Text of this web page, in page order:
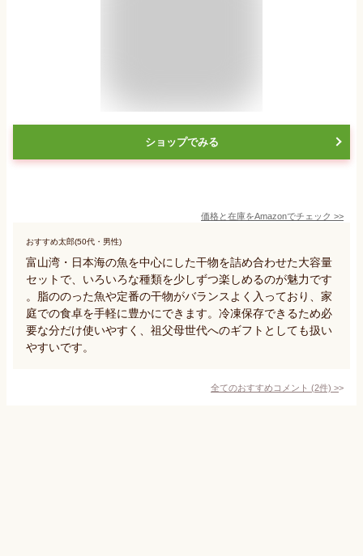
ショップでみる
価格と在庫をAmazonでチェック >>
おすすめ太郎(50代・男性)
富山湾・日本海の魚を中心にした干物を詰め合わせた大容量
セットで、いろいろな種類を少しずつ楽しめるのが魅力です
。脂ののった魚や定番の干物がバランスよく入っており、家
庭での食卓を手軽に豊かにできます。冷凍保存できるため必
要な分だけ使いやすく、祖父母世代へのギフトとしても扱い
やすいです。
全てのおすすめコメント (2件) >